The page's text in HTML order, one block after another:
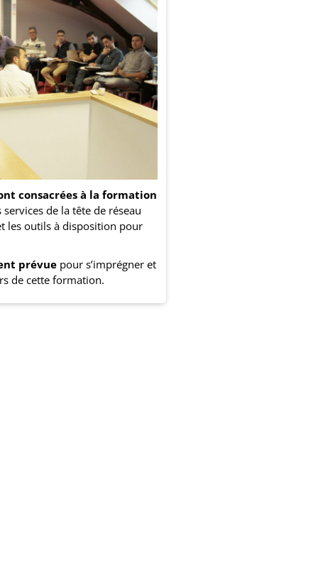
consacrées à la formation
de la tête de réseau
les outils à disposition pour
prévue pour s’imprégner et
de cette formation.